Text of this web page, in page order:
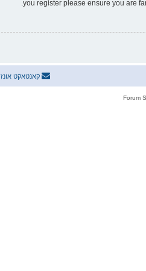
you register please ensure you are
קאנטאקט אונז